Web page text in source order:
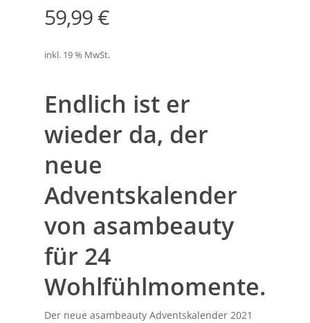
59,99€
inkl. 19 % MwSt.
Endlich ist er
wieder da, der
neue
Adventskalender
von asambeauty
für 24
Wohlfühlmomente.
Der neue asambeauty Adventskalender 2021